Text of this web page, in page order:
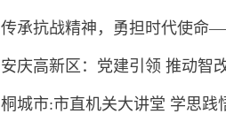
传承抗战精神，勇担时代使命
安庆高新区：党建引领 推动智
桐城市:市直机关大讲堂 学思践